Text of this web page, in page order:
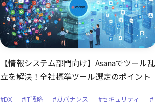
【情報システム部門向け】Asanaでツール乱
立を解決！全社標準ツール選定のポイント
#DX #IT戦略 #ガバナンス #セキュリティ
#